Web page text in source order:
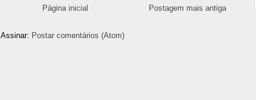
Postagem mais antiga
Página inicial
Assinar: Postar comentários (Atom)